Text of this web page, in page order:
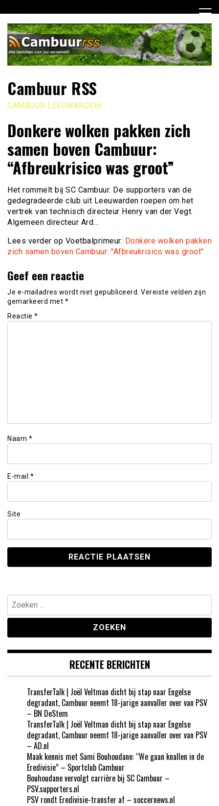
naar
inhoud
Cambuur RSS
CAMBUUR LEEUWARDEN!
Donkere wolken pakken zich
samen boven Cambuur:
“Afbreukrisico was groot”
Het rommelt bij SC Cambuur. De supporters van de
gedegradeerde club uit Leeuwarden roepen om het
vertrek van technisch directeur Henry van der Vegt.
Algemeen directeur Ard…
Lees verder op Voetbalprimeur: Donkere wolken pakken
zich samen boven Cambuur: "Afbreukrisico was groot"
Geef een reactie
Je e-mailadres wordt niet gepubliceerd. Vereiste velden zijn
gemarkeerd met *
Reactie *
Naam *
E-mail *
Site
Zoeken
naar:
RECENTE BERICHTEN
TransferTalk | Joël Veltman dicht bij stap naar Engelse
degradant, Cambuur neemt 18-jarige aanvaller over van PSV
– BN DeStem
TransferTalk | Joël Veltman dicht bij stap naar Engelse
degradant, Cambuur neemt 18-jarige aanvaller over van PSV
– AD.nl
Maak kennis met Sami Bouhoudane: “We gaan knallen in de
Eredivisie” – Sportclub Cambuur
Bouhoudane vervolgt carrière bij SC Cambuur –
PSV.supporters.nl
PSV rondt Eredivisie-transfer af – soccernews.nl